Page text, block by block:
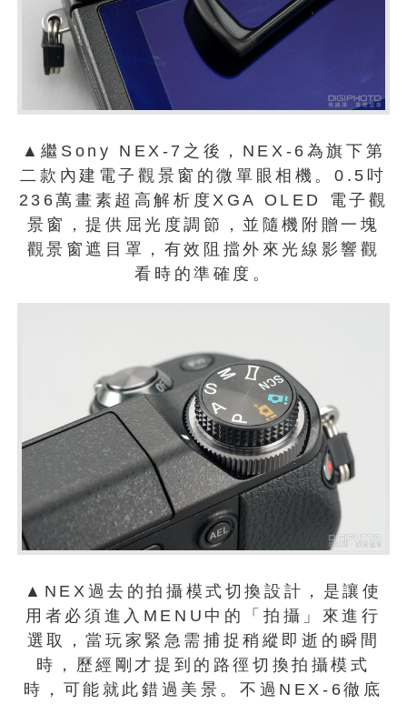
▲繼Sony NEX-7之後，NEX-6為旗下第
二款內建電子觀景窗的微單眼相機。0.5吋
236萬畫素超高解析度XGA OLED 電子觀
景窗，提供屈光度調節，並隨機附贈一塊
觀景窗遮目罩，有效阻擋外來光線影響觀
看時的準確度。
▲NEX過去的拍攝模式切換設計，是讓使
用者必須進入MENU中的「拍攝」來進行
選取，當玩家緊急需捕捉稍縱即逝的瞬間
時，歷經剛才提到的路徑切換拍攝模式
時，可能就此錯過美景。不過NEX-6徹底